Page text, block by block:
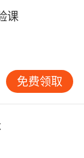
，该模式使
持个性化学
传统学习范
诊断，当复
育效能迎来质
与教育本质
乘数效应。
展的交叉创
课
免费领取